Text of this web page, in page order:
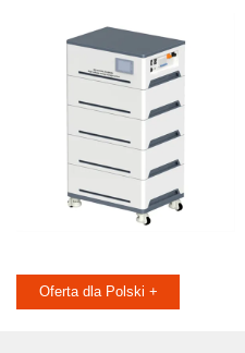
Oferta dla Polski +